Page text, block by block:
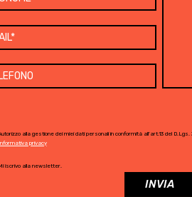
alla gestione dei miei dati personali in conformità all'art.13 del D.Lgs.
privacy
iscrivo alla newsletter.